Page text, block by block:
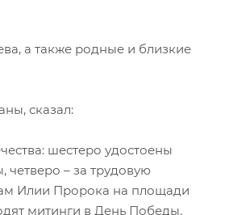
а также родные и близкие
сказал:
шестеро удостоены
– за трудовую
Илии Пророка на площади
митинги в День Победы.